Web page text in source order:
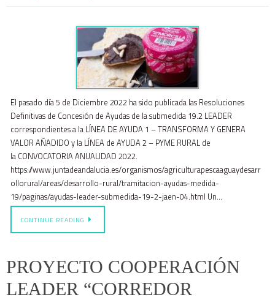
El pasado día 5 de Diciembre 2022 ha sido publicada las Resoluciones
Definitivas de Concesión de Ayudas de la submedida 19.2 LEADER
correspondientes a la LÍNEA DE AYUDA 1 – TRANSFORMA Y GENERA
VALOR AÑADIDO y la LÍNEA de AYUDA 2 – PYME RURAL de
la CONVOCATORIA ANUALIDAD 2022.
https://www.juntadeandalucia.es/organismos/agriculturapescaaguaydesarr
ollorural/areas/desarrollo-rural/tramitacion-ayudas-medida-
19/paginas/ayudas-leader-submedida-19-2-jaen-04.html Un…
CONTINUE READING
PROYECTO COOPERACIÓN
LEADER “CORREDOR